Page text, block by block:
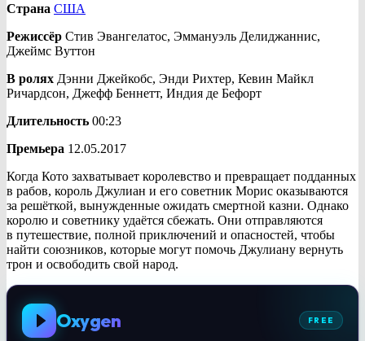
Страна США
Режиссёр Стив Эвангелатос, Эммануэль Делиджаннис,
Джеймс Вуттон
В ролях Дэнни Джейкобс, Энди Рихтер, Кевин Майкл
Ричардсон, Джефф Беннетт, Индия де Бефорт
Длительность 00:23
Премьера 12.05.2017
Когда Кото захватывает королевство и превращает подданных
в рабов, король Джулиан и его советник Морис оказываются
за решёткой, вынужденные ожидать смертной казни. Однако
королю и советнику удаётся сбежать. Они отправляются
в путешествие, полной приключений и опасностей, чтобы
найти союзников, которые могут помочь Джулиану вернуть
трон и освободить свой народ.
Oxygen FREE